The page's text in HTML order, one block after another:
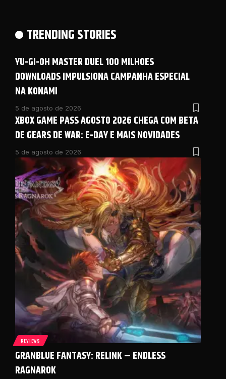
TRENDING STORIES
YU-GI-OH MASTER DUEL 100 MILHOES
DOWNLOADS IMPULSIONA CAMPANHA ESPECIAL
NA KONAMI
5 de agosto de 2026
XBOX GAME PASS AGOSTO 2026 CHEGA COM BETA
DE GEARS DE WAR: E-DAY E MAIS NOVIDADES
5 de agosto de 2026
REVIEWS
GRANBLUE FANTASY: RELINK – ENDLESS
RAGNAROK